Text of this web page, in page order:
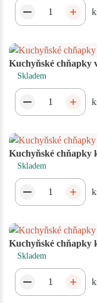
Kuchyňské chňapky
Skladem
Kuchyňské chňapky
Skladem
Kuchyňské chňapky
Skladem